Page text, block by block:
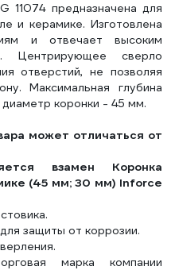
11074 предназначена для
и керамике. Изготовлена
и отвечает высоким
Центрирующее сверло
отверстий, не позволяя
Максимальная глубина
коронки - 45 мм.
может отличаться от
взамен Коронка
(45 мм; 30 мм) Inforce
защиты от коррозии.
марка компании